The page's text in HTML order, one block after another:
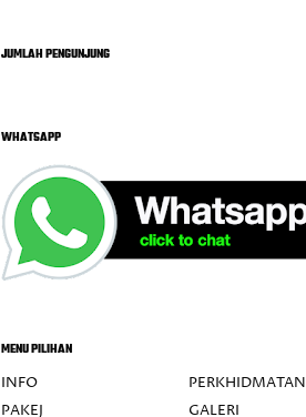
JUMLAH PENGUNJUNG
WHATSAPP
MENU PILIHAN
INFO
PERKHIDMATAN
PAKEJ
GALERI